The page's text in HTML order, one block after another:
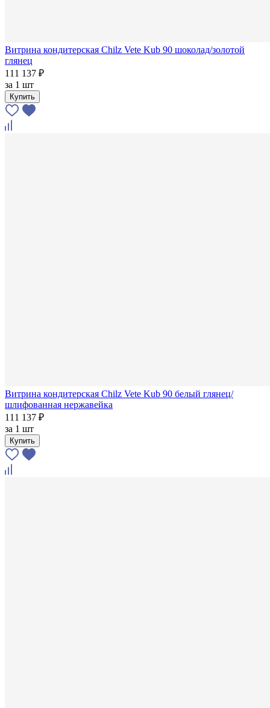
Витрина кондитерская Chilz Vete Kub 90 шоколад/золотой
глянец
111 137 ₽
за 1 шт
Купить
Витрина кондитерская Chilz Vete Kub 90 белый глянец/
шлифованная нержавейка
111 137 ₽
за 1 шт
Купить